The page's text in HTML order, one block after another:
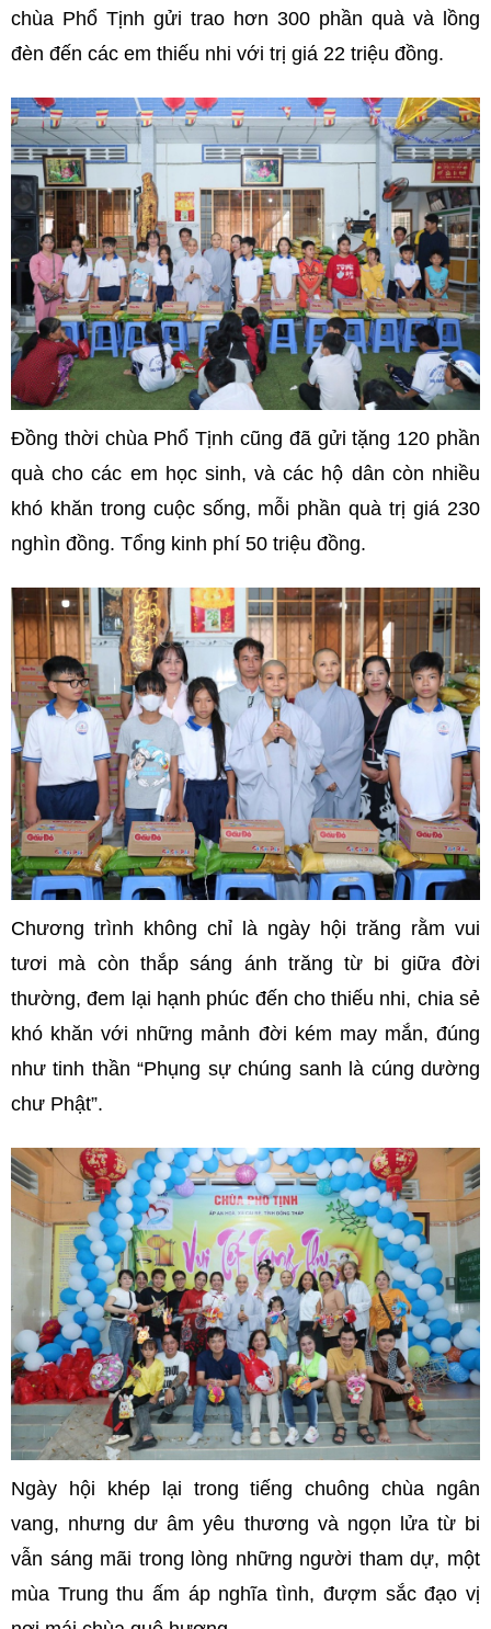
chùa Phổ Tịnh gửi trao hơn 300 phần quà và lồng
đèn đến các em thiếu nhi với trị giá 22 triệu đồng.
Đồng thời chùa Phổ Tịnh cũng đã gửi tặng 120 phần
quà cho các em học sinh, và các hộ dân còn nhiều
khó khăn trong cuộc sống, mỗi phần quà trị giá 230
nghìn đồng. Tổng kinh phí 50 triệu đồng.
Chương trình không chỉ là ngày hội trăng rằm vui
tươi mà còn thắp sáng ánh trăng từ bi giữa đời
thường, đem lại hạnh phúc đến cho thiếu nhi, chia sẻ
khó khăn với những mảnh đời kém may mắn, đúng
như tinh thần “Phụng sự chúng sanh là cúng dường
chư Phật”.
Ngày hội khép lại trong tiếng chuông chùa ngân
vang, nhưng dư âm yêu thương và ngọn lửa từ bi
vẫn sáng mãi trong lòng những người tham dự, một
mùa Trung thu ấm áp nghĩa tình, đượm sắc đạo vị